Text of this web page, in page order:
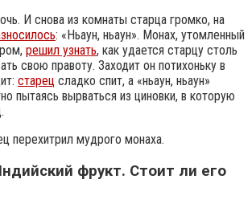
И снова из комнаты старца громко, на
: «Ньаун, ньаун». Монах, утомленный
решил узнать, как удается старцу столь
свою правоту. Заходит он потихоньку в
старец сладко спит, а «ньаун, ньаун»
пытаясь вырваться из циновки, в которую
перехитрил мудрого монаха.
фрукт. Стоит ли его